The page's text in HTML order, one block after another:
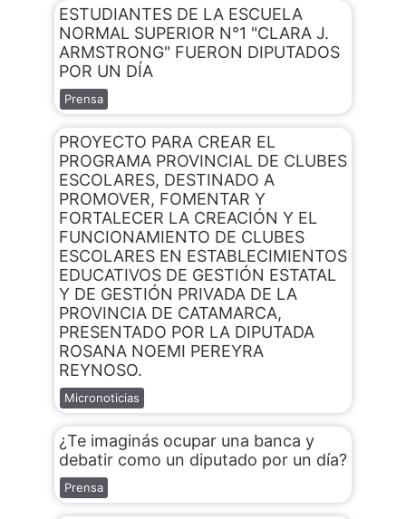
ESTUDIANTES DE LA ESCUELA
NORMAL SUPERIOR N°1 "CLARA J.
ARMSTRONG" FUERON DIPUTADOS
POR UN DÍA
Prensa
PROYECTO PARA CREAR EL
PROGRAMA PROVINCIAL DE CLUBES
ESCOLARES, DESTINADO A
PROMOVER, FOMENTAR Y
FORTALECER LA CREACIÓN Y EL
FUNCIONAMIENTO DE CLUBES
ESCOLARES EN ESTABLECIMIENTOS
EDUCATIVOS DE GESTIÓN ESTATAL
Y DE GESTIÓN PRIVADA DE LA
PROVINCIA DE CATAMARCA,
PRESENTADO POR LA DIPUTADA
ROSANA NOEMI PEREYRA
REYNOSO.
Micronoticias
¿Te imaginás ocupar una banca y
debatir como un diputado por un día?
Prensa